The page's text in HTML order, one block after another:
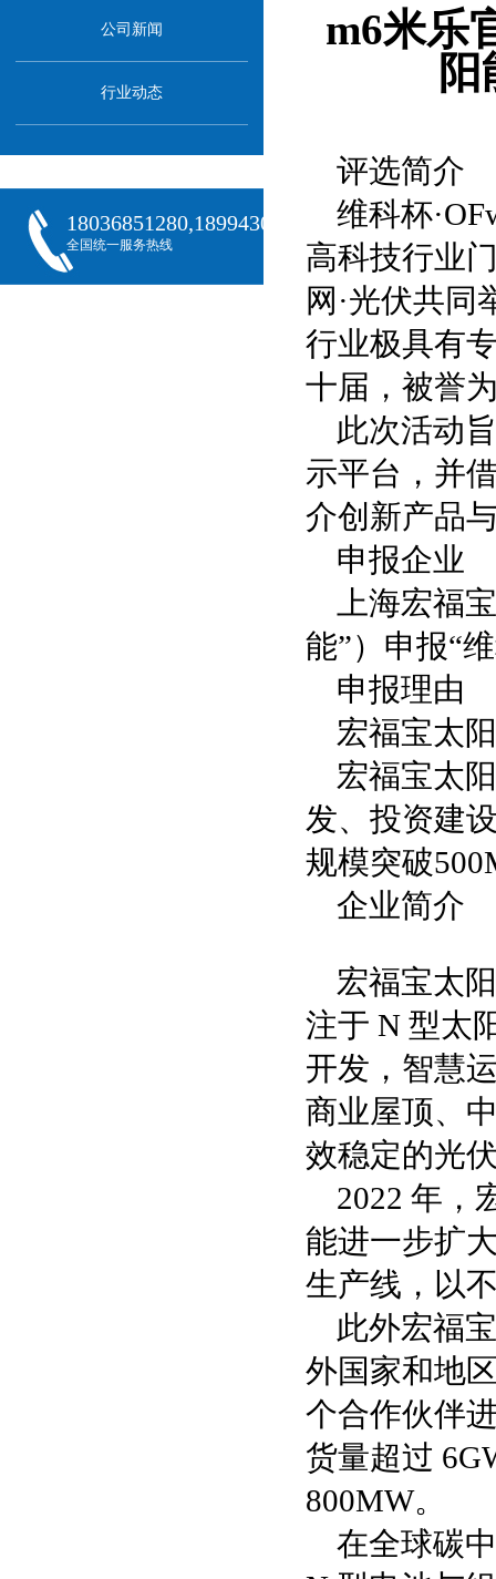
公司新闻
行业动态
18036851280,18994301288,18068407382
全国统一服务热线
m6米乐
评选简介
维科杯
高科技行业
网·光伏共
行业极具有
十届，被誉
此次活动
示平台，并
介创新产品
申报企业
上海宏福
能”）申报“
申报理由
宏福宝太
宏福宝太
发、投资建
规模突破
企业简介
宏福宝太
注于 N 型太
开发，智慧
商业屋顶、
效稳定的光
2022 年，
能进一步扩
生产线，以
此外宏福
外国家和地
个合作伙伴
货量超过
800MW。
在全球碳